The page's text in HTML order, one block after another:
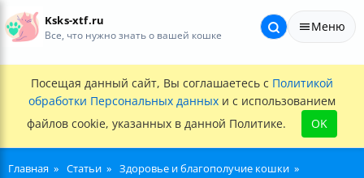
Ksks-xtf.ru
Все, что нужно знать о вашей кошке
Меню
Посещая данный сайт, Вы соглашаетесь с Политикой
обработки Персональных данных и с использованием
файлов cookie, указанных в данной Политике.
OK
Главная Статьи
Здоровье и благополучие кошки